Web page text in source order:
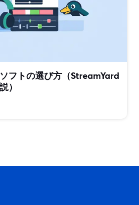
フトの選び方（StreamYard
）